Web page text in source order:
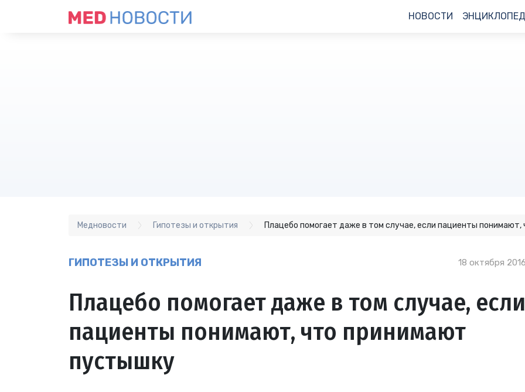
НОВОСТИ
Медновости Гипотезы и открытия Плацебо помогает даже в том случае, если пациенты
ГИПОТЕЗЫ И ОТКРЫТИЯ 18 октября
Плацебо помогает даже в том случае, если
пациенты понимают, что принимают
пустышку